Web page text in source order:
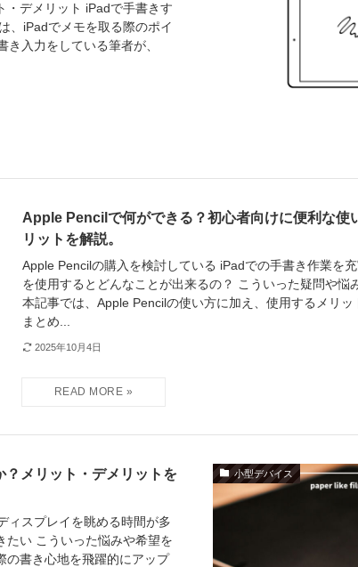
・デメリット iPadで手書きす
、iPadでメモを取る際のポイ
入力をしている筆者が、
Apple Pencilで何ができる？初心者向けに便利な使
リットを解説。
Apple Pencilの購入を検討している iPadでの手書き作業を
を使用するとどんなことが出来るの？ こういった疑問や悩
本記事では、Apple Pencilの使い方に加え、使用するメリ
まとめ...
2025年10月4日
小型デバイス
メリット・デメリットを
ィスプレイを眺める時間が多
たい こういった悩みや希望を
の書き心地を飛躍的にアップ